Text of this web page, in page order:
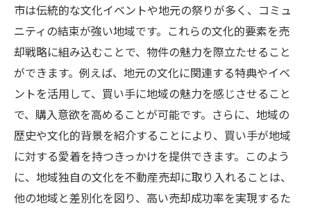
地域密着で実現する門真市の納得できる不動産
売却法
地域密着型アプローチで実現する納得の売
却
門真市での満足度を高める売却法
門真市の特性を反映した売却の実践法
地域密着での売却がもたらすメリット
納得のいく売却を実現するための地域密着
市は伝統的な文化イベントや地元の祭りが多く、コミュ
ニティの結束が強い地域です。これらの文化的要素を売
却戦略に組み込むことで、物件の魅力を際立たせること
ができます。例えば、地元の文化に関連する特典やイベ
ントを活用して、買い手に地域の魅力を感じさせること
で、購入意欲を高めることが可能です。さらに、地域の
歴史や文化的背景を紹介することにより、買い手が地域
に対する愛着を持つきっかけを提供できます。このよう
に、地域独自の文化を不動産売却に取り入れることは、
他の地域と差別化を図り、高い売却成功率を実現するた